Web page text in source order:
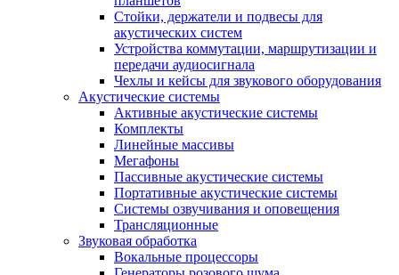
Стойки, держатели и подвесы для
акустических систем
Устройства коммутации, маршрутизации и
передачи аудиосигнала
Чехлы и кейсы для звукового оборудования
Акустические системы
Активные акустические системы
Комплекты
Линейные массивы
Мегафоны
Пассивные акустические системы
Портативные акустические системы
Системы озвучивания и оповещения
Трансляционные
Звуковая обработка
Вокальные процессоры